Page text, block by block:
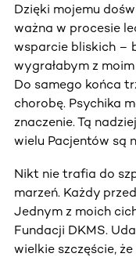
Dzięki mojemu
ważna w procesie
wsparcie bliskich –
wygrałabym z
Do samego końca
chorobę. Psychika
znaczenie. Tą
wielu Pacjentów są
Nikt nie trafia do
marzeń. Każdy
Jednym z moich
Fundacji DKMS.
wielkie szczęście,